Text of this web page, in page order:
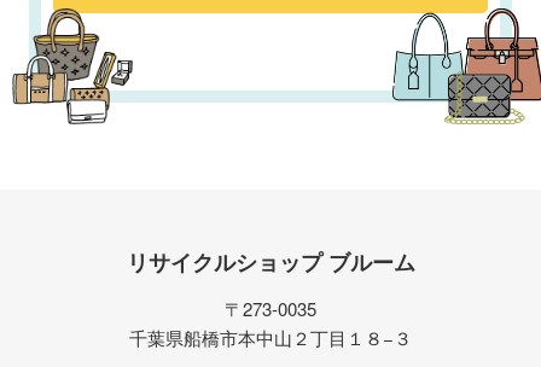
リサイクルショップ ブルーム
〒273-0035
千葉県船橋市本中山２丁目１８−３